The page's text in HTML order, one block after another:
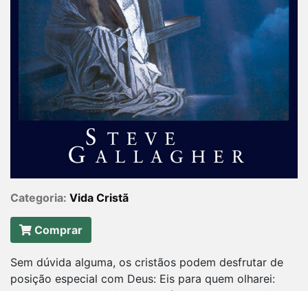
Categoria: Vida Cristã
Comprar
Sem dúvida alguma, os cristãos podem desfrutar de
posição especial com Deus: Eis para quem olharei: